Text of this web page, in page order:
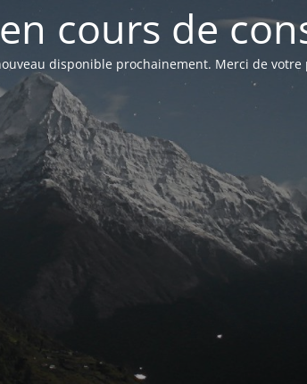
cours de
disponible prochainement. Merci de votre